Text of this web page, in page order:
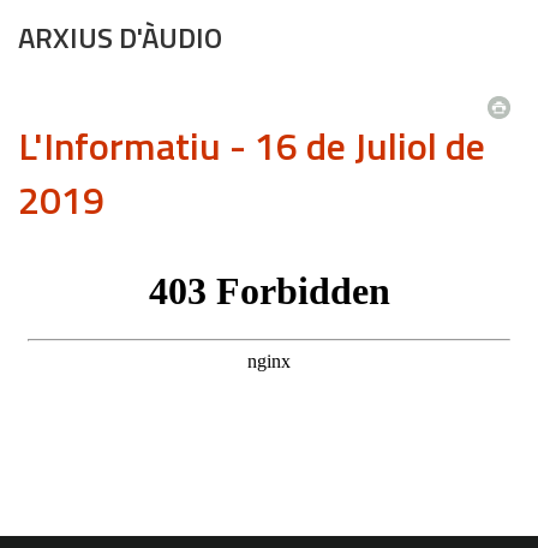
ARXIUS D'ÀUDIO
L'Informatiu - 16 de Juliol de
2019